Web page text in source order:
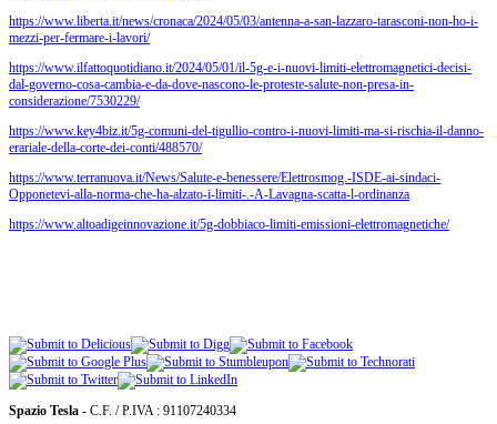
https://www.liberta.it/news/cronaca/2024/05/03/antenna-a-san-lazzaro-tarasconi-non-ho-i-
mezzi-per-fermare-i-lavori/
https://www.ilfattoquotidiano.it/2024/05/01/il-5g-e-i-nuovi-limiti-elettromagnetici-decisi-
dal-governo-cosa-cambia-e-da-dove-nascono-le-proteste-salute-non-presa-in-
considerazione/7530229/
https://www.key4biz.it/5g-comuni-del-tigullio-contro-i-nuovi-limiti-ma-si-rischia-il-danno-
erariale-della-corte-dei-conti/488570/
https://www.terranuova.it/News/Salute-e-benessere/Elettrosmog.-ISDE-ai-sindaci-
Opponetevi-alla-norma-che-ha-alzato-i-limiti-.-A-Lavagna-scatta-l-ordinanza
https://www.altoadigeinnovazione.it/5g-dobbiaco-limiti-emissioni-elettromagnetiche/
Spazio Tesla - C.F. / P.IVA : 91107240334